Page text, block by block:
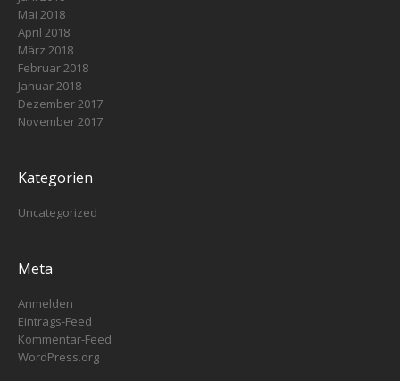
Mai 2018
April 2018
März 2018
Februar 2018
Januar 2018
Dezember 2017
November 2017
Kategorien
Uncategorized
Meta
Anmelden
Eintrags-Feed
Kommentar-Feed
WordPress.org